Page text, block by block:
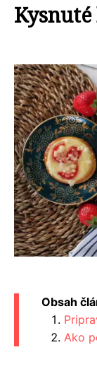
Obsah
Ako